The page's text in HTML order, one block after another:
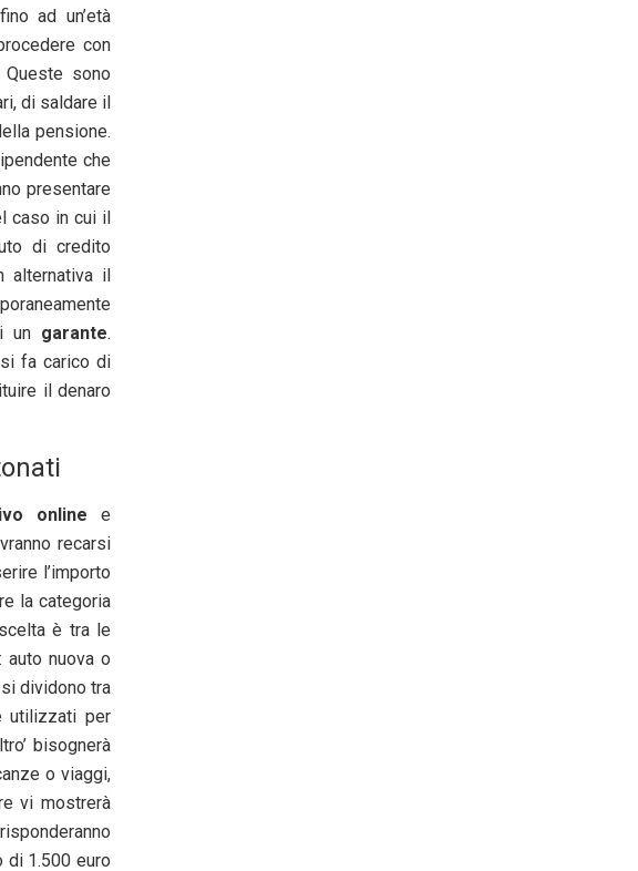
ad un’età
con
Queste sono
di saldare il
pensione.
che
presentare
caso in cui il
di credito
alternativa il
un garante.
fa carico di
il denaro
online e
recarsi
l’importo
la categoria
è tra le
nuova o
dividono tra
utilizzati per
bisognerà
o viaggi,
vi mostrerà
di 1.500 euro